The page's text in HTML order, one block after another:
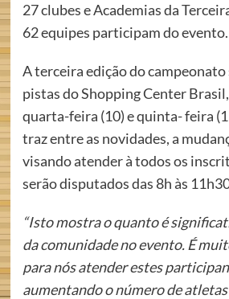
27 clubes e Academias da
62 equipes participam do evento.
A terceira edição do campeonato
pistas do Shopping Center
quarta-feira (10) e quinta- feira
traz entre as novidades, a
visando atender à todos os
serão disputados das 8h às
“Isto mostra o quanto é
da comunidade no evento. É
para nós atender estes
aumentando o número de